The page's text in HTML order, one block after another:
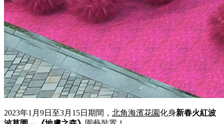
2023年1月9日至3月15日期間， 北角海濱花園化身新春火紅波